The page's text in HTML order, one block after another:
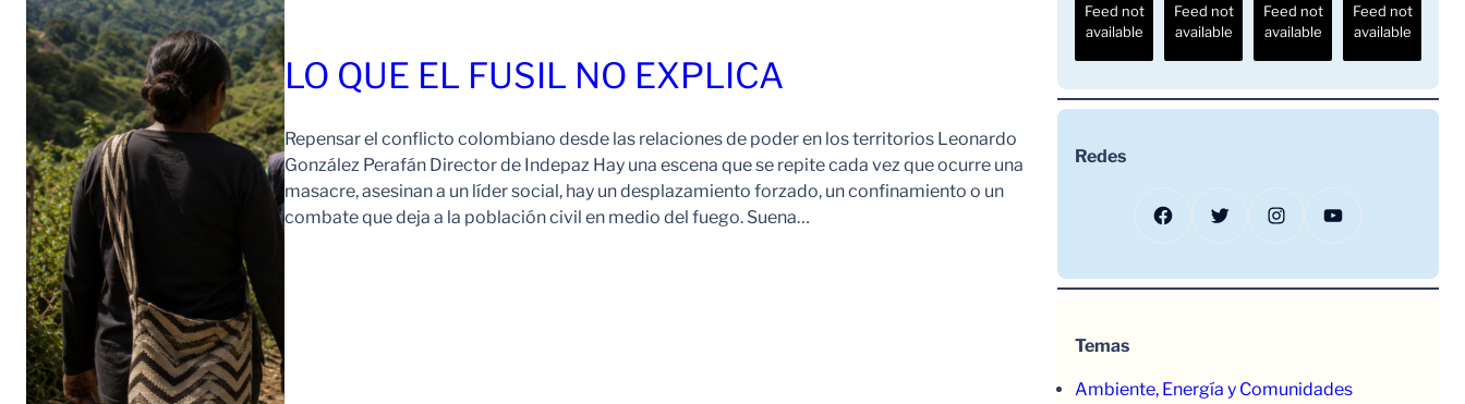
LO QUE EL FUSIL NO EXPLICA
Repensar el conflicto colombiano desde las relaciones de poder en los territorios Leonardo
González Perafán Director de Indepaz Hay una escena que se repite cada vez que ocurre una
masacre, asesinan a un líder social, hay un desplazamiento forzado, un confinamiento o un
combate que deja a la población civil en medio del fuego. Suena…
Feed not
available
Feed not
available
Feed not
available
Feed not
available
Redes
Facebook Twitter Instagram YouTube
Temas
Ambiente, Energía y Comunidades